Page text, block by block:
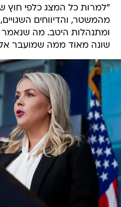
"למרות כל המצג כלפי חוץ
מהמשטר, והדיווחים
ומתנהלות היטב. מה שנאמר
שונה מאוד ממה שמועבר